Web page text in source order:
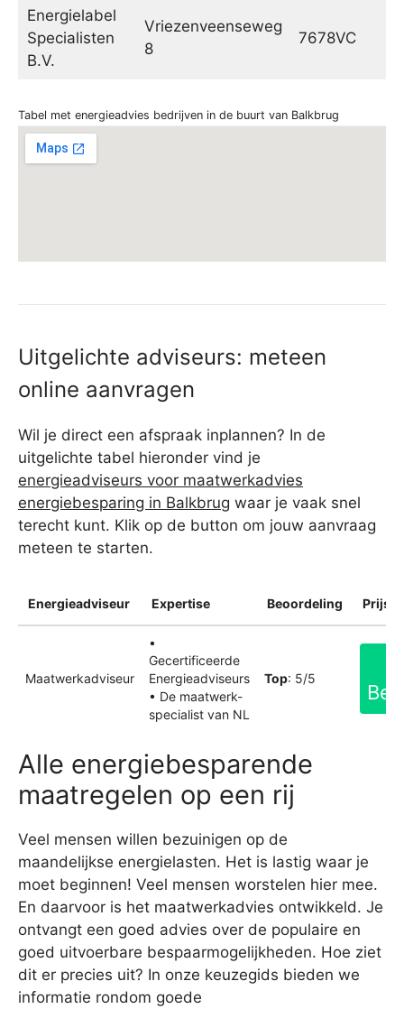
Energielabel
Specialisten
B.V.
Vriezenveenseweg
8
7678VC
Tabel met energieadvies bedrijven in de buurt van Balkbrug
Uitgelichte adviseurs: meteen
online aanvragen
Wil je direct een afspraak inplannen? In de
uitgelichte tabel hieronder vind je
energieadviseurs voor maatwerkadvies
energiebesparing in Balkbrug waar je vaak snel
terecht kunt. Klik op de button om jouw aanvraag
meteen te starten.
Energieadviseur Expertise Beoordeling
Maatwerkadviseur
•
Gecertificeerde
Energieadviseurs
• De maatwerk-
specialist van NL
Top: 5/5
Alle energiebesparende
maatregelen op een rij
Veel mensen willen bezuinigen op de
maandelijkse energielasten. Het is lastig waar je
moet beginnen! Veel mensen worstelen hier mee.
En daarvoor is het maatwerkadvies ontwikkeld. Je
ontvangt een goed advies over de populaire en
goed uitvoerbare bespaarmogelijkheden. Hoe ziet
dit er precies uit? In onze keuzegids bieden we
informatie rondom goede